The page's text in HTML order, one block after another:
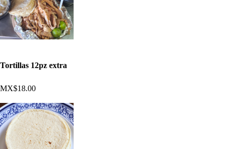
Tortillas 12pz extra
MX$18.00